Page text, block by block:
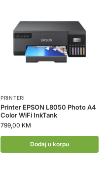
PRINTERI
Printer EPSON L8050 Photo A4
Color WiFi InkTank
799,00 KM
Dodaj u korpu